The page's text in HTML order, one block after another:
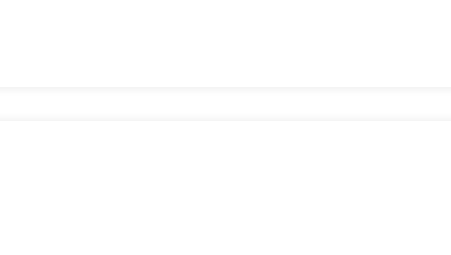
del mercato.
piattaforme e dApp.